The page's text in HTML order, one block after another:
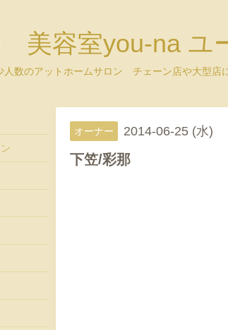
美容室you-na ユ
人数のアットホームサロン チェーン店や大型店
オーナー 2014-06-25 (水)
下笠/彩那